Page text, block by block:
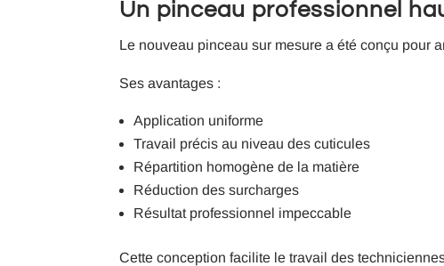
Un pinceau professionnel
Le nouveau pinceau sur mesure a été conçu pour
Ses avantages :
Application uniforme
Travail précis au niveau des cuticules
Répartition homogène de la matière
Réduction des surcharges
Résultat professionnel impeccable
Cette conception facilite le travail des